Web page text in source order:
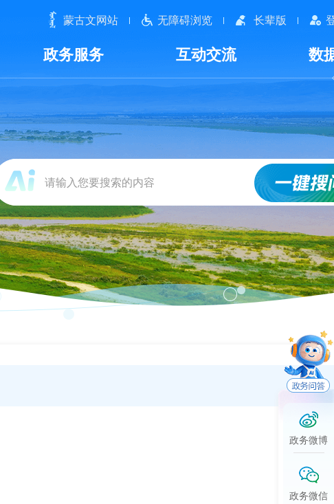
蒙古文网站 无障碍浏览 长辈版
政务服务 互动交流 数
2026-
政务微博
政务微信